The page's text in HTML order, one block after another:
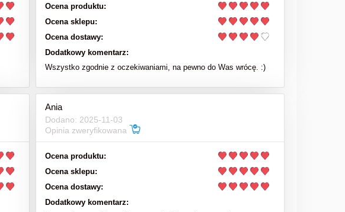
żywnościowe
WSZYSCY JESTEŚMY W GRZE -
Cena regularna:78,00 zł
do koszyka
Ocena produktu:
Ocena sklepu:
Ocena dostawy:
Dodatkowy komentarz:
Wszystko zgodnie z oczekiwaniami, na pewno do Was wrócę. :)
Ania
Dodano: 2025-11-03
Opinia zweryfikowana
Ocena produktu:
Ocena sklepu:
Ocena dostawy:
Dodatkowy komentarz: